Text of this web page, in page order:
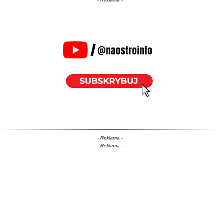
- Reklama -
- Reklama -